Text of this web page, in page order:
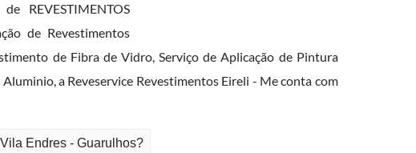
REVESTIMENTOS
de Revestimentos
de Fibra de Vidro, Serviço de Aplicação de Pintura
a Reveservice Revestimentos Eireli - Me conta com
Endres - Guarulhos?